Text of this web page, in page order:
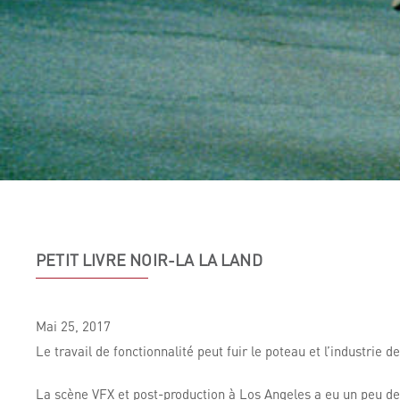
PETIT LIVRE NOIR-LA LA LAND
Mai 25, 2017
Le travail de fonctionnalité peut fuir le poteau et l’industrie
La scène VFX et post-production à Los Angeles a eu un peu